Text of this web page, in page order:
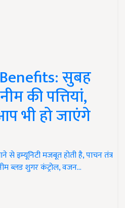
सुबह
की पत्तियां,
भी हो जाएंगे
से इम्यूनिटी मजबूत होती है, पाचन तंत्र
ब्लड शुगर कंट्रोल, वजन…